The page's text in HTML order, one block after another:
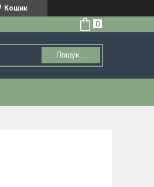
Кошик
Пошук...